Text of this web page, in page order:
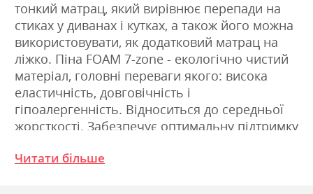
тонкий матрац, який вирівнює перепади на
стиках у диванах і кутках, а також його можна
використовувати, як додатковий матрац на
ліжко. Піна FOAM 7-zone - екологічно чистий
матеріал, головні переваги якого: висока
еластичність, довговічність і
гіпоалергенність. Відноситься до середньої
жорсткості. Забезпечує оптимальну підтримку
ефект. Не вбирає запахи і не викликає алергії.
Читати більше